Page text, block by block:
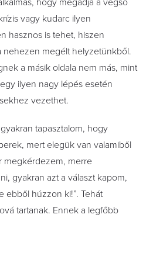
hogy megadja a végső
vagy kudarc ilyen
hasznos is tehet, hiszen
nehezen megélt helyzetünkből.
a másik oldala nem más, mint
ilyen nagy lépés esetén
vezethet.
tapasztalom, hogy
mert elegük van valamiből
megkérdezem, merre
gyakran azt a választ kapom,
ebből húzzon ki!”. Tehát
tartanak. Ennek a legfőbb